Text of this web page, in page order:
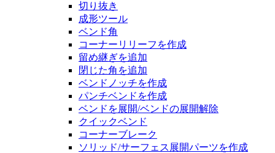
切り抜き
成形ツール
ベンド角
コーナーリリーフを作成
留め継ぎを追加
閉じた角を追加
ベンドノッチを作成
パンチベンドを作成
ベンドを展開/ベンドの展開解除
クイックベンド
コーナーブレーク
ソリッド/サーフェス展開パーツを作成